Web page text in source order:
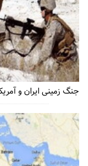
جنگ زمینی ایران و